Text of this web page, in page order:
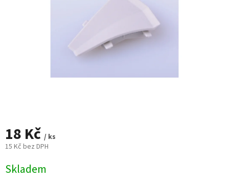
18 Kč / ks
15 Kč bez DPH
cena:
Skladem